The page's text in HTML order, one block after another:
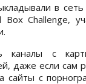
в
Challenge,
каналы с
даже если сам
сайты с